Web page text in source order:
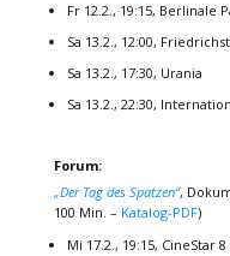
Fr 12.2., 19:15, Berlinale
Sa 13.2., 12:00,
Sa 13.2., 17:30, Urania
Sa 13.2., 22:30,
Forum:
„Der Tag des Spatzen“,
100 Min. – Katalog-PDF)
Mi 17.2., 19:15, CineStar 8